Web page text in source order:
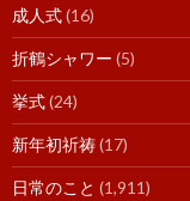
成人式(16)
折鶴シャワー (5)
挙式(24)
新年初祈祷(17)
日常のこと (1,911)